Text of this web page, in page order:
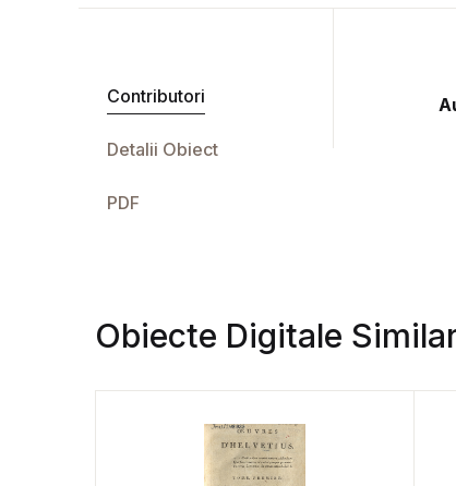
Contributori
Detalii Obiect
PDF
Obiecte Digitale